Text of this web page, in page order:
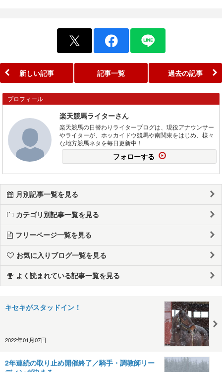
新しい記事 記事一覧 過去の記事
プロフィール
楽天競馬ライターさん
楽天競馬の日替わりライターブログは、現役アナウンサー
やライターが、ホッカイドウ競馬や南関東をはじめ、様々
な地方競馬ネタを毎日更新中！
フォローする
月別記事一覧を見る
カテゴリ別記事一覧を見る
フリーページ一覧を見る
お気に入りブログ一覧を見る
よく読まれている記事一覧を見る
キセキがスタッドイン！
2022年01月07日
2年連続の取り止め開催終了／騎手・調教師リー